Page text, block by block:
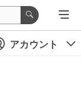
アカウント